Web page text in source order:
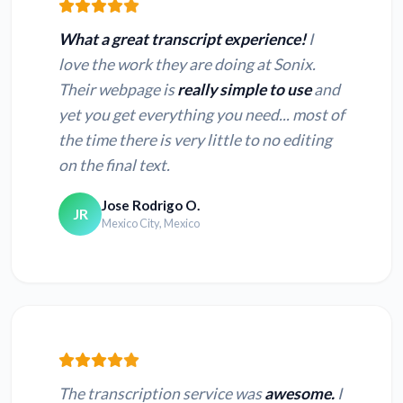
MP4 in Text
umwandeln
MOV in Text
umwandeln
What a great transcript experience!I
love the work they are doing at Sonix.
Their webpage isreally simple to useand
yet you get everything you need... most of
the time there is very little to no editing
on the final text.
JR Jose Rodrigo O.
Mexico City, Mexico
The transcription service wasawesome. I